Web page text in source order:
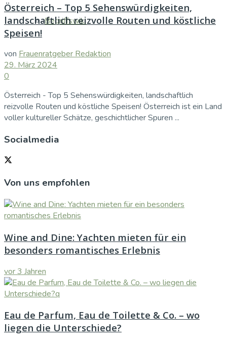
Begriffswiki
Österreich – Top 5 Sehenswürdigkeiten,
landschaftlich reizvolle Routen und köstliche
Speisen!
von Frauenratgeber Redaktion
29. März 2024
0
Österreich - Top 5 Sehenswürdigkeiten, landschaftlich
reizvolle Routen und köstliche Speisen! Österreich ist ein Land
voller kultureller Schätze, geschichtlicher Spuren ...
Socialmedia
Von uns empfohlen
Wine and Dine: Yachten mieten für ein
besonders romantisches Erlebnis
vor 3 Jahren
Eau de Parfum, Eau de Toilette & Co. – wo
liegen die Unterschiede?